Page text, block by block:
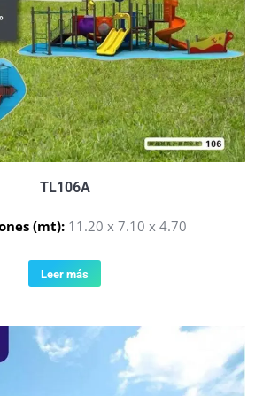
TL106A
(mt): 11.20 x 7.10 x 4.70
Leer más